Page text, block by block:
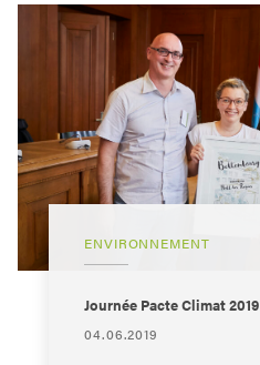
ENVIRONNEMENT
Journée Pacte Climat 2019
04.06.2019